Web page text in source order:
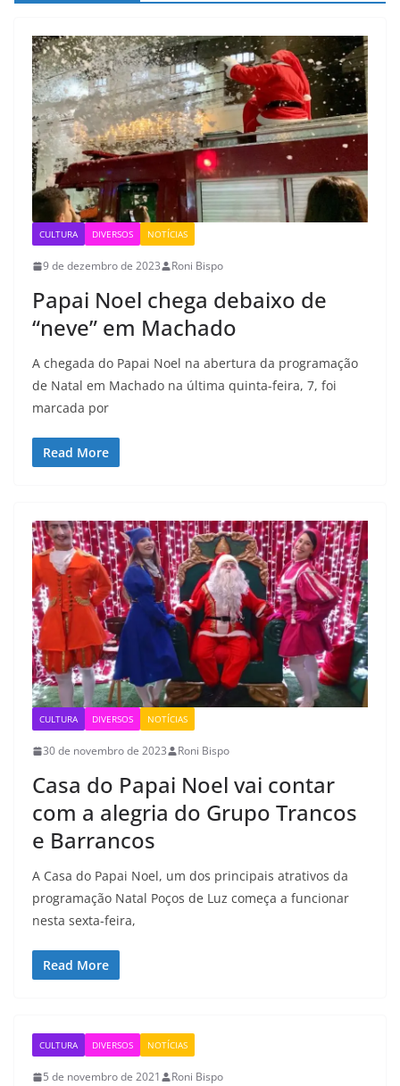
CULTURA DIVERSOS NOTÍCIAS
9 de dezembro de 2023 Roni Bispo
Papai Noel chega debaixo de
“neve” em Machado
A chegada do Papai Noel na abertura da programação
de Natal em Machado na última quinta-feira, 7, foi
marcada por
Read More
CULTURA DIVERSOS NOTÍCIAS
30 de novembro de 2023 Roni Bispo
Casa do Papai Noel vai contar
com a alegria do Grupo Trancos
e Barrancos
A Casa do Papai Noel, um dos principais atrativos da
programação Natal Poços de Luz começa a funcionar
nesta sexta-feira,
Read More
CULTURA DIVERSOS NOTÍCIAS
5 de novembro de 2021 Roni Bispo